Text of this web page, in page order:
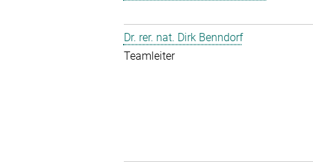
Dr. rer. nat. Dirk Benndorf
Teamleiter